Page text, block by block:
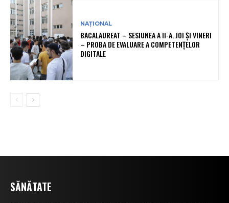
NAȚIONAL
BACALAUREAT – SESIUNEA A II-A. JOI ȘI VINERI
– PROBA DE EVALUARE A COMPETENȚELOR
DIGITALE
SĂNĂTATE